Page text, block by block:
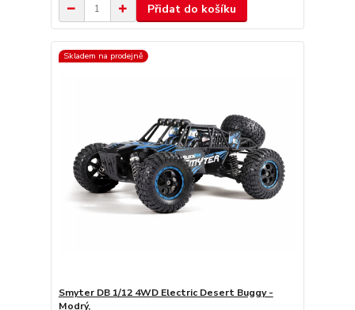
Přidat do košíku
Skladem na prodejně
Smyter DB 1/12 4WD Electric Desert Buggy -
Modrý,